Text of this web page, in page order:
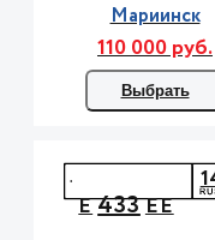
Мариинск
110 000 руб.
Выбрать
Е433ЕЕ